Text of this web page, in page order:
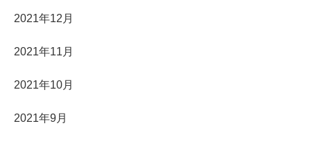
2021年12月
2021年11月
2021年10月
2021年9月